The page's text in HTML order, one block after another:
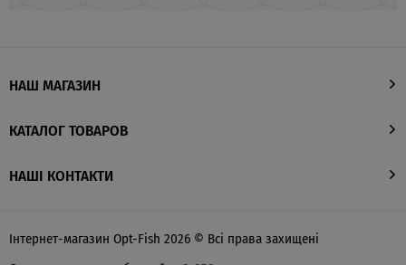
НАШ МАГАЗИН
КАТАЛОГ ТОВАРОВ
НАШІ КОНТАКТИ
Інтернет-магазин Opt-Fish 2026 © Всі права захищені